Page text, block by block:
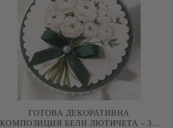
ГОТОВА ДЕКОРАТИВНА
КОМПОЗИЦИЯ БЕЛИ ЛЮТИЧЕТА – 3D